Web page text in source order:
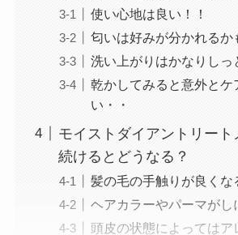
使い心地は良い！！
匂いは好みが分かれるか
洗い上がりはかなりしっ
乾かしてみると意外とケ
い・・
モイストダイアントリート
続けるとどうなる？
髪の毛の手触りが良くな
ヘアカラーやパーマがし
頭皮の状態によってはア